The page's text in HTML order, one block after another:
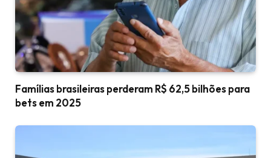
Famílias brasileiras perderam R$ 62,5 bilhões para
bets em 2025